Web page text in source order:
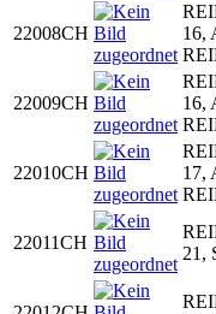
22008CH
16,
22009CH
16,
22010CH
17,
22011CH
21,